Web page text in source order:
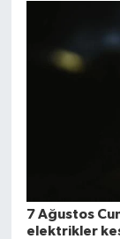
7 Ağustos
elektrikler